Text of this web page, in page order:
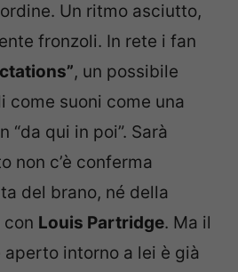
Un ritmo asciutto,
fronzoli. In rete i fan
, un possibile
come suoni come una
“da qui in poi”. Sarà
non c’è conferma
del brano, né della
con Louis Partridge. Ma il
intorno a lei è già